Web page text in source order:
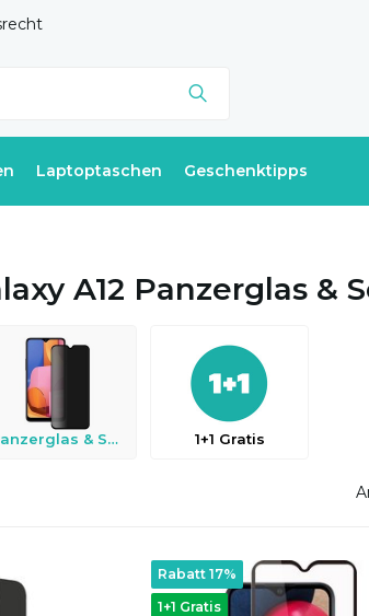
Laptoptaschen Geschenktipps
A12 Panzerglas &
Panzerglas & Schutzfolien 1+1 Gratis
1+1 Gratis
Rabatt 17%